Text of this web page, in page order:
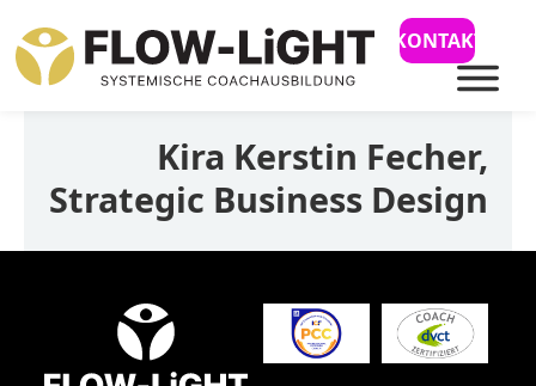
KONTAKT
Kira Kerstin Fecher,
Strategic Business Design